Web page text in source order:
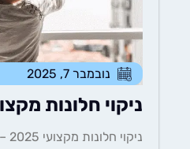
נובמבר 7, 2025
ניקוי חלונות מקצועי 2025
ניקוי חלונות מקצועי